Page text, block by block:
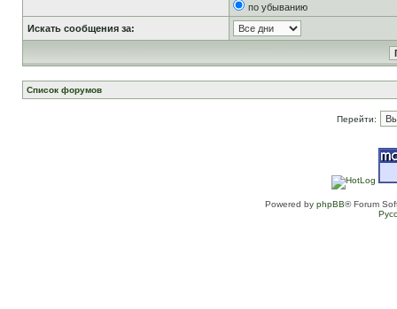
по убыванию
Искать сообщения за:
Список форумов
Перейти:
Powered by phpBB® Forum